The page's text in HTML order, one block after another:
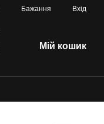
Бажання Вхід
Мій кошик